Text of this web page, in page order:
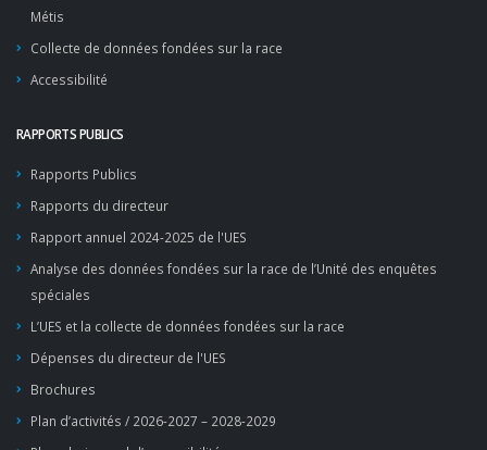
Métis
Collecte de données fondées sur la race
Accessibilité
RAPPORTS PUBLICS
Rapports Publics
Rapports du directeur
Rapport annuel 2024-2025 de l'UES
Analyse des données fondées sur la race de l’Unité des enquêtes
spéciales
L’UES et la collecte de données fondées sur la race
Dépenses du directeur de l'UES
Brochures
Plan d’activités / 2026-2027 – 2028-2029